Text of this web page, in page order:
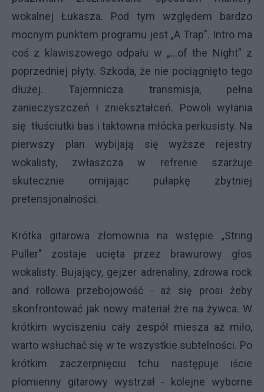
wokalnej Łukasza. Pod tym względem bardzo
mocnym punktem programu jest „A Trap". Intro ma
coś z klawiszowego odpału w „…of the Night” z
poprzedniej płyty. Szkoda, że nie pociągnięto tego
dłużej. Tajemnicza transmisja, pełna
zanieczyszczeń i zniekształceń. Powoli wyłania
się tłuściutki bas i taktowna młócka perkusisty. Na
pierwszy plan wybijają się wyższe rejestry
wokalisty, zwłaszcza w refrenie szarżuje
skutecznie omijając pułapkę zbytniej
pretensjonalności.
Krótka gitarowa złomownia na wstępie „String
Puller" zostaje ucięta przez brawurowy głos
wokalisty. Bujający, gejzer adrenaliny, zdrowa rock
and rollowa przebojowość - aż się prosi żeby
skonfrontować jak nowy materiał żre na żywca. W
krótkim wyciszeniu cały zespół miesza aż miło,
warto wsłuchać się w te wszystkie subtelności. Po
krótkim zaczerpnięciu tchu następuje iście
płomienny gitarowy wystrzał - kolejne wyborne